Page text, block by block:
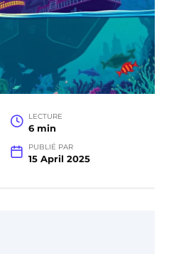
LECTURE
6 min
PUBLIÉ PAR
15 April 2025